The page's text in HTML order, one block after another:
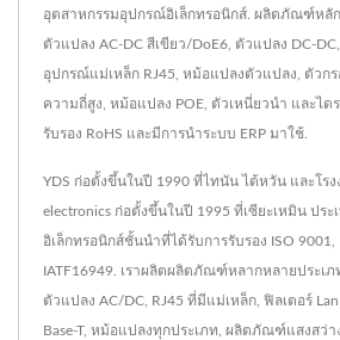
อุตสาหกรรมอุปกรณ์อิเล็กทรอนิกส์. ผลิตภัณฑ์หลั
ตัวแปลง AC-DC สีเขียว/DoE6, ตัวแปลง DC-
อุปกรณ์แม่เหล็ก RJ45, หม้อแปลงตัวแปลง, ตัวกร
ความถี่สูง, หม้อแปลง POE, ตัวเหนี่ยวนำ และไดร
รับรอง RoHS และมีการนำระบบ ERP มาใช้.
YDS ก่อตั้งขึ้นในปี 1990 ที่ไทนัน ไต้หวัน และโรง
electronics ก่อตั้งขึ้นในปี 1995 ที่เซียะเหมิน ประ
อิเล็กทรอนิกส์ชั้นนำที่ได้รับการรับรอง ISO 9001,
IATF16949. เราผลิตผลิตภัณฑ์หลากหลายประเภ
ตัวแปลง AC/DC, RJ45 ที่มีแม่เหล็ก, ฟิลเตอร์
Base-T, หม้อแปลงทุกประเภท, ผลิตภัณฑ์แสงสว่า